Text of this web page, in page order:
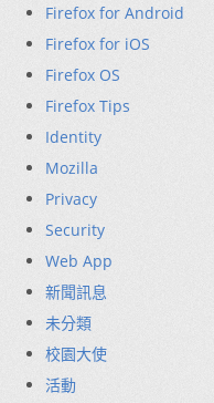
Firefox for Android
Firefox for iOS
Firefox OS
Firefox Tips
Identity
Mozilla
Privacy
Security
Web App
新聞訊息
未分類
校園大使
活動